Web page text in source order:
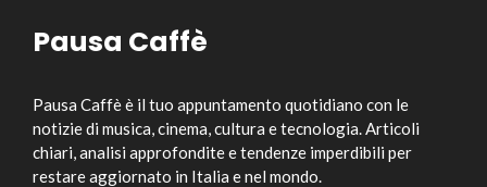
Pausa Caffè
Pausa Caffè è il tuo appuntamento quotidiano con le
notizie di musica, cinema, cultura e tecnologia. Articoli
chiari, analisi approfondite e tendenze imperdibili per
restare aggiornato in Italia e nel mondo.